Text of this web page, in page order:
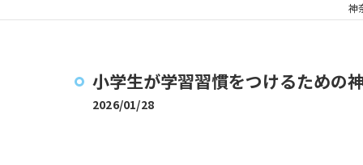
神
小学生が学習習慣をつけるための
2026/01/28